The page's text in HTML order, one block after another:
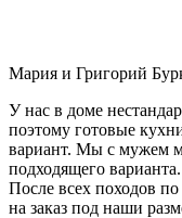
Мария и Григорий
У нас в доме
поэтому готовые
вариант. Мы с мужем
подходящего варианта.
После всех походов
на заказ под наши